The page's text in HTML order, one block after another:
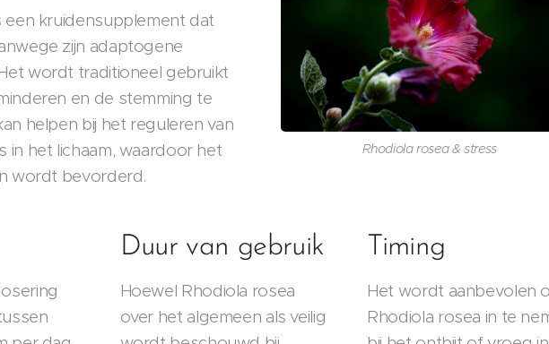
een kruidensupplement dat
zijn adaptogene
wordt traditioneel gebruikt
en de stemming te
helpen bij het reguleren van
in het lichaam, waardoor het
wordt bevorderd.
Rhodiola rosea & stress
Duur van gebruik
Hoewel Rhodiola rosea
over het algemeen als veilig
Timing
Het wordt aanbevolen
Rhodiola rosea in te